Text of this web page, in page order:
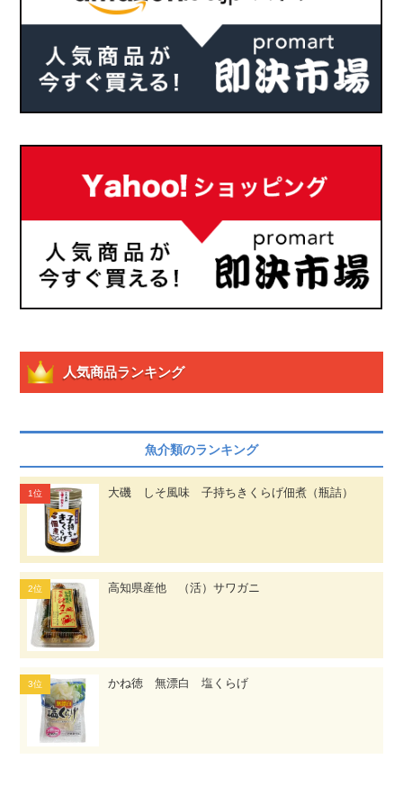
人気商品ランキング
魚介類のランキング
大磯 しそ風味 子持ちきくらげ佃煮（瓶詰）
高知県産他 （活）サワガニ
かね徳 無漂白 塩くらげ